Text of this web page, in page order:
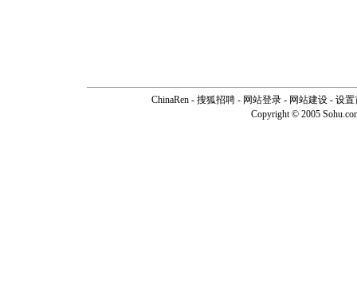
ChinaRen - 搜狐招聘 - 网站登录 - 网站建设 - 设置
Copyright © 2005